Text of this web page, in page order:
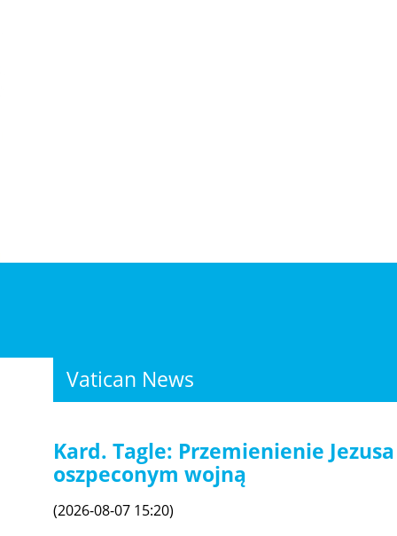
Vatican News
Kard. Tagle: Przemienienie
oszpeconym wojną
(2026-08-07 15:20)